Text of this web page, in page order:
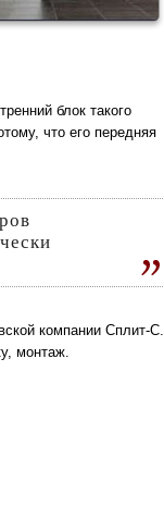
блок такого
что его передняя
компании Сплит-С.
монтаж.